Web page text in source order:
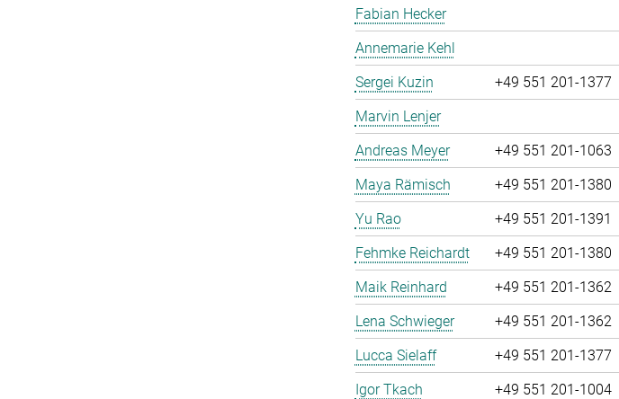
Fabian Hecker
Annemarie Kehl
Sergei Kuzin
+49 551 201-1377
Marvin Lenjer
Andreas Meyer
+49 551 201-1063
Maya Rämisch
+49 551 201-1380
Yu Rao
+49 551 201-1391
Fehmke Reichardt
+49 551 201-1380
Maik Reinhard
+49 551 201-1362
Lena Schwieger
+49 551 201-1362
Lucca Sielaff
+49 551 201-1377
Igor Tkach
+49 551 201-1004